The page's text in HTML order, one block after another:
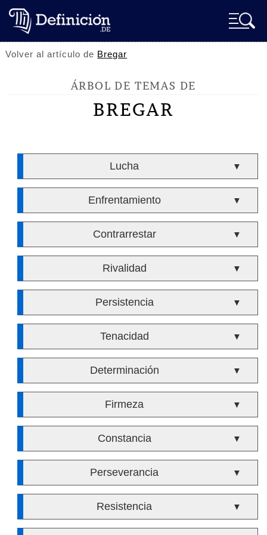
Volver al artículo de Bregar
ÁRBOL DE TEMAS DE
BREGAR
Lucha ▼
Enfrentamiento ▼
Contrarrestar ▼
Rivalidad ▼
Persistencia ▼
Tenacidad ▼
Determinación ▼
Firmeza ▼
Constancia ▼
Perseverancia ▼
Resistencia ▼